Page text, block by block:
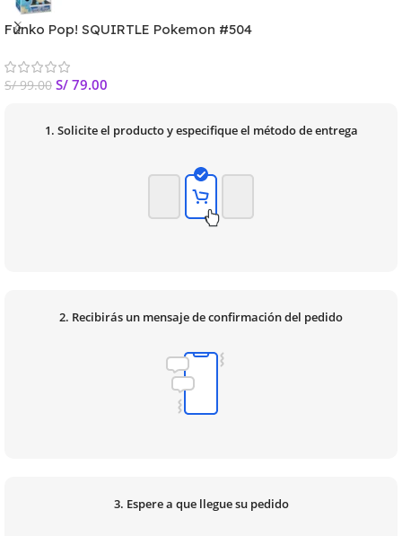
Funko Pop! SQUIRTLE Pokemon #504
S/99.00 S/ 79.00
1. Solicite el producto y especifique el método de entrega
2. Recibirás un mensaje de confirmación del pedido
3. Espere a que llegue su pedido